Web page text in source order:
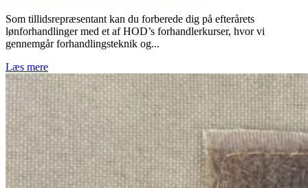
Som tillidsrepræsentant kan du forberede dig på efterårets
lønforhandlinger med et af HOD’s forhandlerkurser, hvor vi
gennemgår forhandlingsteknik og...
Læs mere